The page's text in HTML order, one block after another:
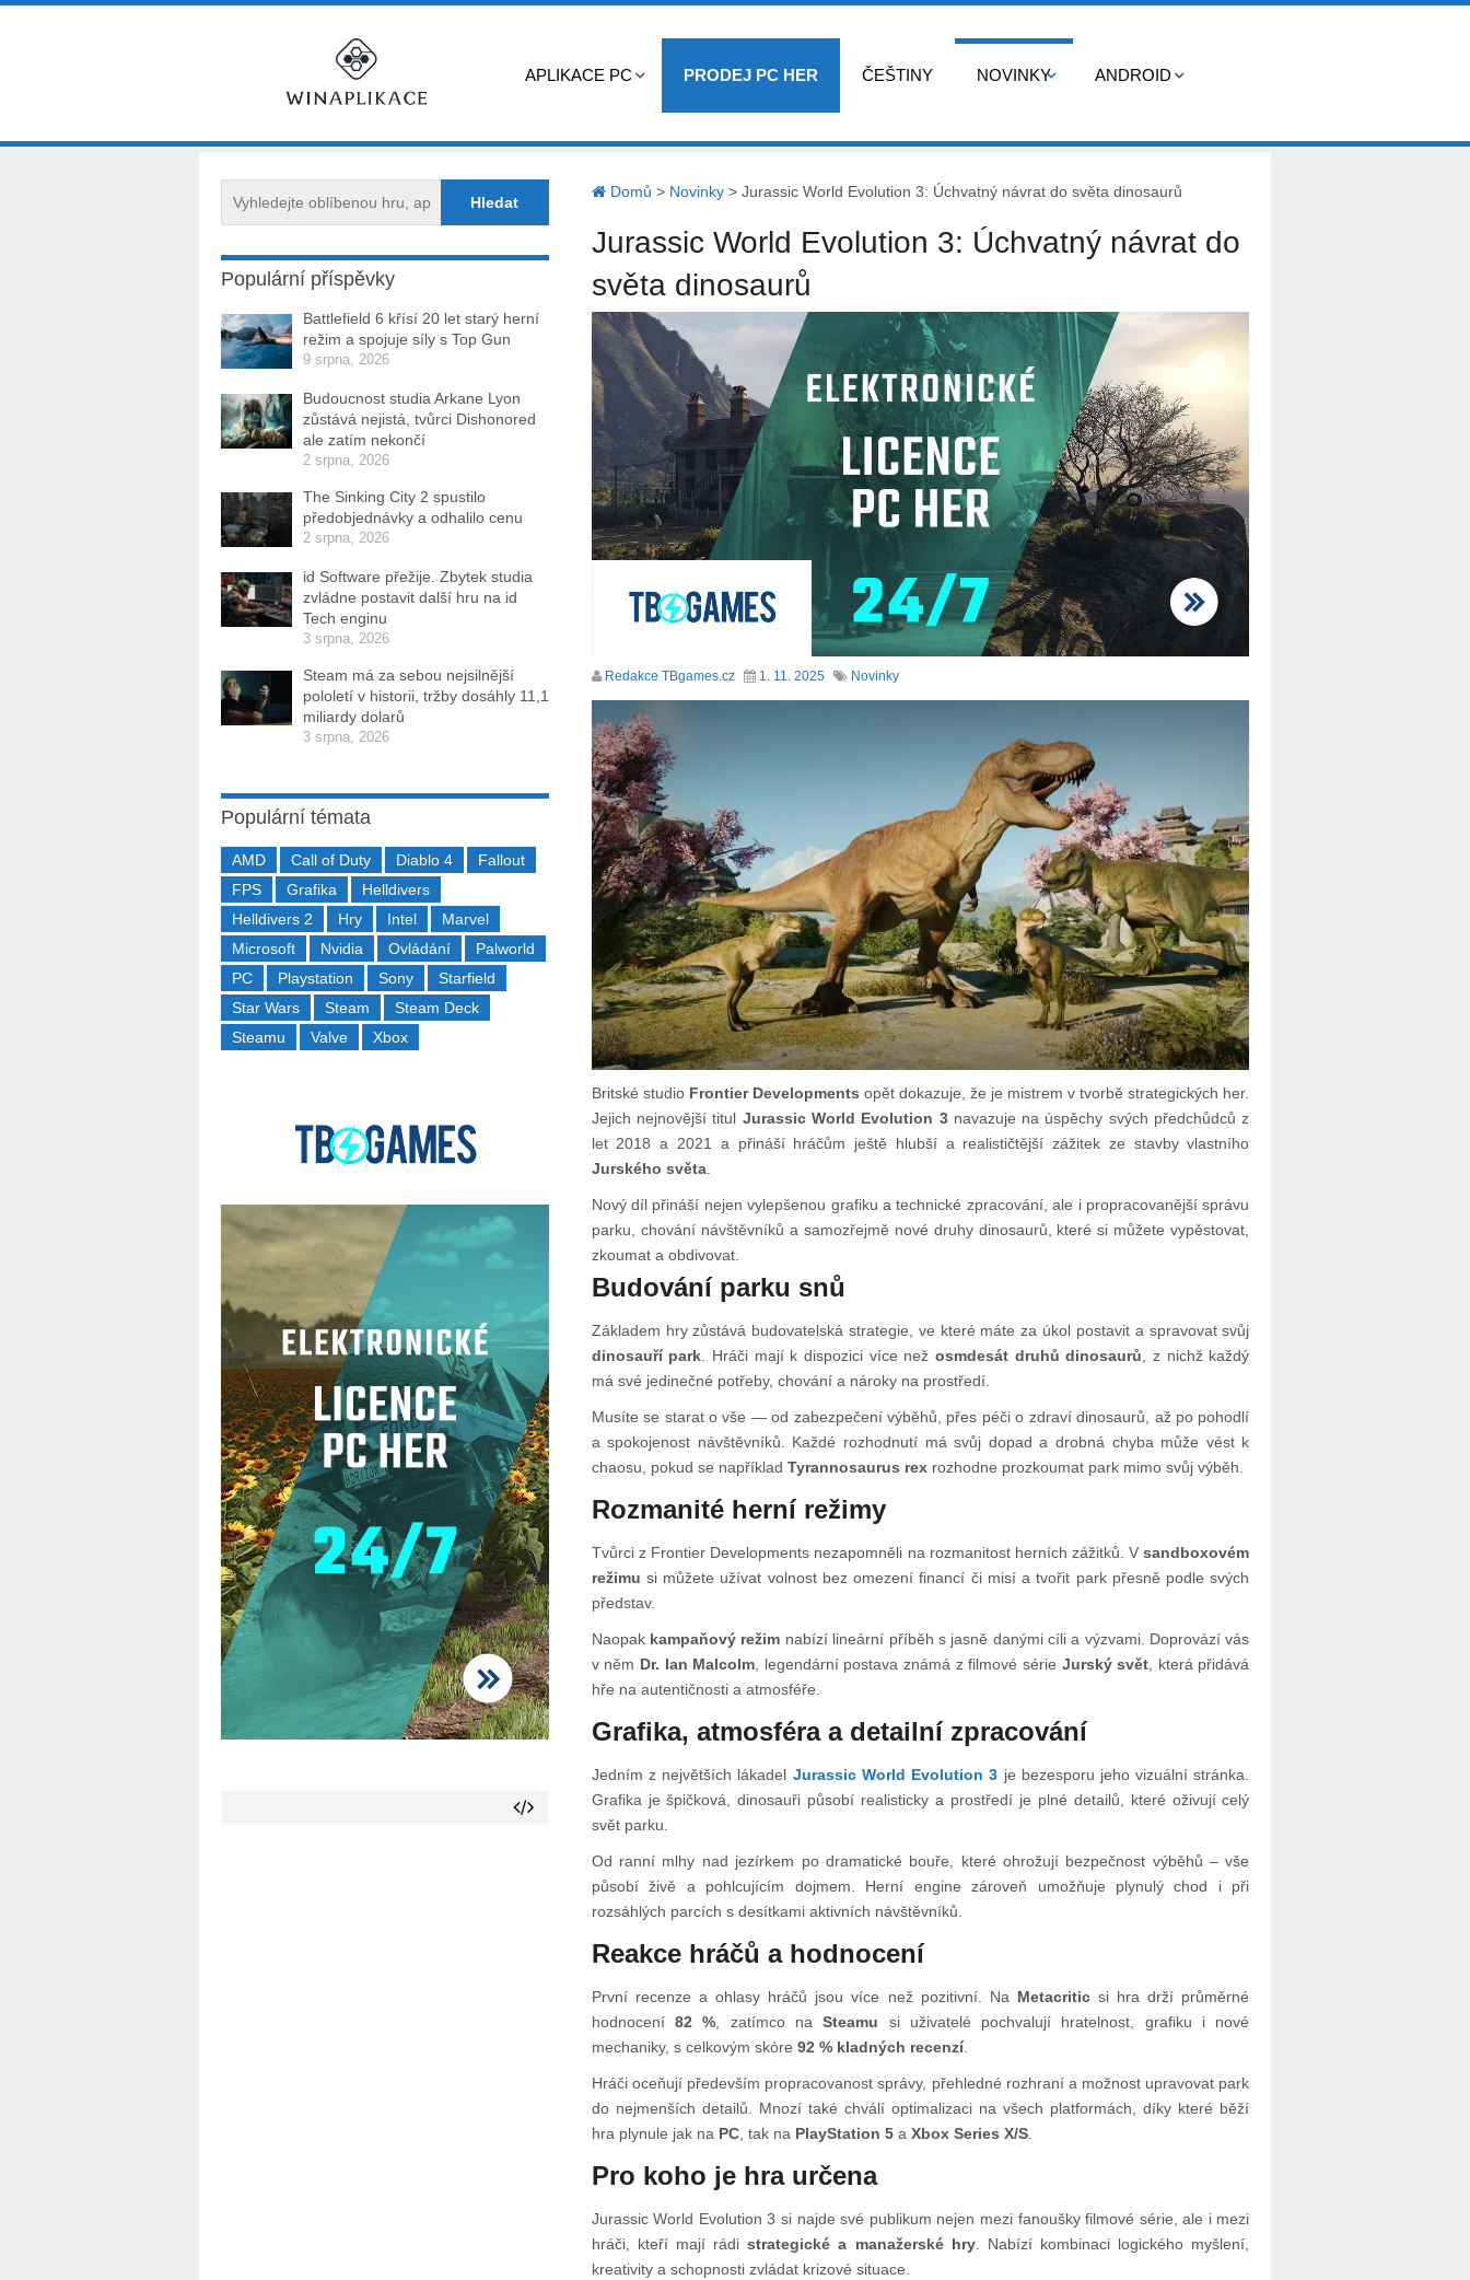
APLIKACE PC PRODEJ PC HER ČEŠTINY NOVINKY ANDROID
Domů > Novinky> Jurassic World Evolution 3: Úchvatný návrat do světa dinosaurů
Jurassic World Evolution 3: Úchvatný návrat do
světa dinosaurů
Redakce TBgames.cz 1. 11. 2025 Novinky
Britské studio Frontier Developments opět dokazuje, že je mistrem v tvorbě strategických her.
Jejich nejnovější titul Jurassic World Evolution 3navazuje na úspěchy svých předchůdců z
let 2018 a 2021 a přináší hráčům ještě hlubší a realističtější zážitek ze stavby vlastního
Jurského světa.
Nový díl přináší nejen vylepšenou grafiku a technické zpracování, ale i propracovanější správu
parku, chování návštěvníků a samozřejmě nové druhy dinosaurů, které si můžete vypěstovat,
zkoumat a obdivovat.
Budování parku snů
Základem hry zůstává budovatelská strategie, ve které máte za úkol postavit a spravovat svůj
dinosauří park. Hráči mají k dispozici více nežosmdesát druhů dinosaurů, z nichž každý
má své jedinečné potřeby, chování a nároky na prostředí.
Musíte se starat o vše — od zabezpečení výběhů, přes péči o zdraví dinosaurů, až po pohodlí
a spokojenost návštěvníků. Každé rozhodnutí má svůj dopad a drobná chyba může vést k
chaosu, pokud se například Tyrannosaurus rexrozhodne prozkoumat park mimo svůj výběh.
Rozmanité herní režimy
Tvůrci z Frontier Developments nezapomněli na rozmanitost herních zážitků. Vsandboxovém
režimu si můžete užívat volnost bez omezení financí či misí a tvořit park přesně podle svých
představ.
Naopak kampaňový režim nabízí lineární příběh s jasně danými cíli a výzvami. Doprovází vás
v něm Dr. Ian Malcolm, legendární postava známá z filmové série Jurský svět, která přidává
hře na autentičnosti a atmosféře.
Grafika, atmosféra a detailní zpracování
Jedním z největších lákadel Jurassic World Evolution 3 je bezesporu jeho vizuální stránka.
Grafika je špičková, dinosauři působí realisticky a prostředí je plné detailů, které oživují celý
svět parku.
Od ranní mlhy nad jezírkem po dramatické bouře, které ohrožují bezpečnost výběhů – vše
působí živě a pohlcujícím dojmem. Herní engine zároveň umožňuje plynulý chod i při
rozsáhlých parcích s desítkami aktivních návštěvníků.
Reakce hráčů a hodnocení
První recenze a ohlasy hráčů jsou více než pozitivní. Na Metacriticsi hra drží průměrné
hodnocení 82 %, zatímco naSteamu si uživatelé pochvalují hratelnost, grafiku i nové
mechaniky, s celkovým skóre 92 % kladných recenzí.
Hráči oceňují především propracovanost správy, přehledné rozhraní a možnost upravovat park
do nejmenších detailů. Mnozí také chválí optimalizaci na všech platformách, díky které běží
hra plynule jak na PC, tak na PlayStation 5a Xbox Series X/S.
Pro koho je hra určena
Jurassic World Evolution 3 si najde své publikum nejen mezi fanoušky filmové série, ale i mezi
hráči, kteří mají rádistrategické a manažerské hry. Nabízí kombinaci logického myšlení,
kreativity a schopnosti zvládat krizové situace.
Populární příspěvky
Battlefield 6 křísí 20 let starý herní
režim a spojuje síly s Top Gun
9 srpna, 2026
Budoucnost studia Arkane Lyon
zůstává nejistá, tvůrci Dishonored
ale zatím nekončí
2 srpna, 2026
The Sinking City 2 spustilo
předobjednávky a odhalilo cenu
2 srpna, 2026
id Software přežije. Zbytek studia
zvládne postavit další hru na id
Tech enginu
3 srpna, 2026
Steam má za sebou nejsilnější
pololetí v historii, tržby dosáhly 11,1
miliardy dolarů
3 srpna, 2026
Populární témata
AMD Call of Duty Diablo 4
Fallout
FPS
Grafika
Helldivers
Helldivers 2
Hry Intel
Marvel
Microsoft
Nvidia Ovládání
Palworld
PC
Playstation Sony
Starfield
Star Wars
Steam
Steam Deck
Steamu
Valve Xbox